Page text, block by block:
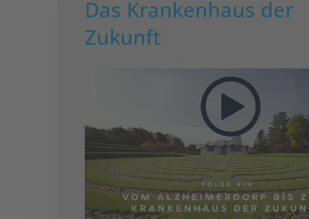
Das Krankenhaus der
Zukunft